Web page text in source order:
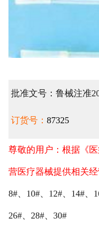
批准文号：鲁械注准
订货号： 87325
尊敬的用户：根据《
营医疗器械提供相关
8#、10#、12#、14#、
26#、28#、30#